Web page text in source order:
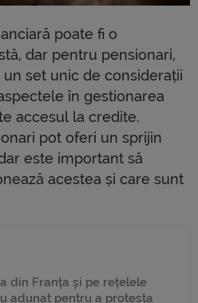
poate fi o
dar pentru pensionari,
set unic de considerații
în gestionarea
accesul la credite.
pot oferi un sprijin
este important să
acestea și care sunt
din Franța și pe rețelele
adunat pentru a protesta